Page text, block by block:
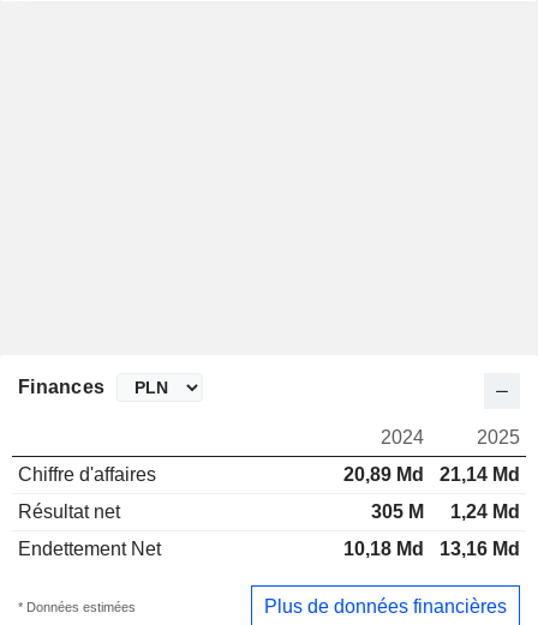
Finances
2024
2025
Chiffre d'affaires
20,89 Md
21,14 Md
Résultat net
305 M
1,24 Md
Endettement Net
10,18 Md 13,16 Md
* Données estimées Plus de données financières